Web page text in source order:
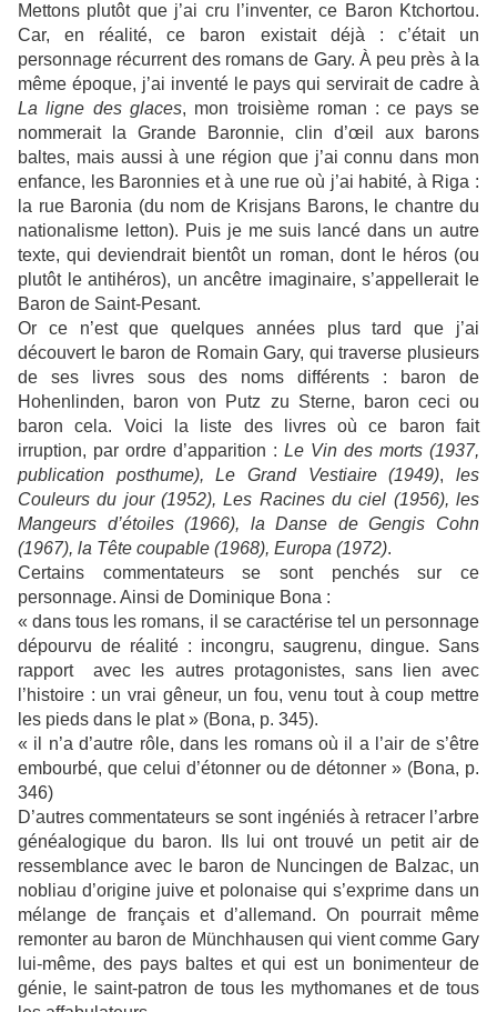
Mettons plutôt que j’ai cru l’inventer, ce Baron Ktchortou.
Car, en réalité, ce baron existait déjà : c’était un
personnage récurrent des romans de Gary. À peu près à la
même époque, j’ai inventé le pays qui servirait de cadre à
La ligne des glaces, mon troisième roman : ce pays se
nommerait la Grande Baronnie, clin d’œil aux barons
baltes, mais aussi à une région que j’ai connu dans mon
enfance, les Baronnies et à une rue où j’ai habité, à Riga :
la rue Baronia (du nom de Krisjans Barons, le chantre du
nationalisme letton). Puis je me suis lancé dans un autre
texte, qui deviendrait bientôt un roman, dont le héros (ou
plutôt le antihéros), un ancêtre imaginaire, s’appellerait le
Baron de Saint-Pesant.
Or ce n’est que quelques années plus tard que j’ai
découvert le baron de Romain Gary, qui traverse plusieurs
de ses livres sous des noms différents : baron de
Hohenlinden, baron von Putz zu Sterne, baron ceci ou
baron cela. Voici la liste des livres où ce baron fait
irruption, par ordre d’apparition : Le Vin des morts (1937,
publication posthume),
Le Grand Vestiaire (1949),les
Couleurs du jour (1952), Les Racines du ciel (1956), les
Mangeurs d’étoiles (1966), la Danse de Gengis Cohn
(1967), la Tête coupable (1968), Europa (1972).
Certains commentateurs se sont penchés sur ce
personnage. Ainsi de Dominique Bona :
« dans tous les romans, il se caractérise tel un personnage
dépourvu de réalité : incongru, saugrenu, dingue. Sans
rapport avec les autres protagonistes, sans lien avec
l’histoire : un vrai gêneur, un fou, venu tout à coup mettre
les pieds dans le plat » (Bona, p. 345).
« il n’a d’autre rôle, dans les romans où il a l’air de s’être
embourbé, que celui d’étonner ou de détonner » (Bona, p.
346)
D’autres commentateurs se sont ingéniés à retracer l’arbre
généalogique du baron. Ils lui ont trouvé un petit air de
ressemblance avec le baron de Nuncingen de Balzac, un
nobliau d’origine juive et polonaise qui s’exprime dans un
mélange de français et d’allemand. On pourrait même
remonter au baron de Münchhausen qui vient comme Gary
lui-même, des pays baltes et qui est un bonimenteur de
génie, le saint-patron de tous les mythomanes et de tous